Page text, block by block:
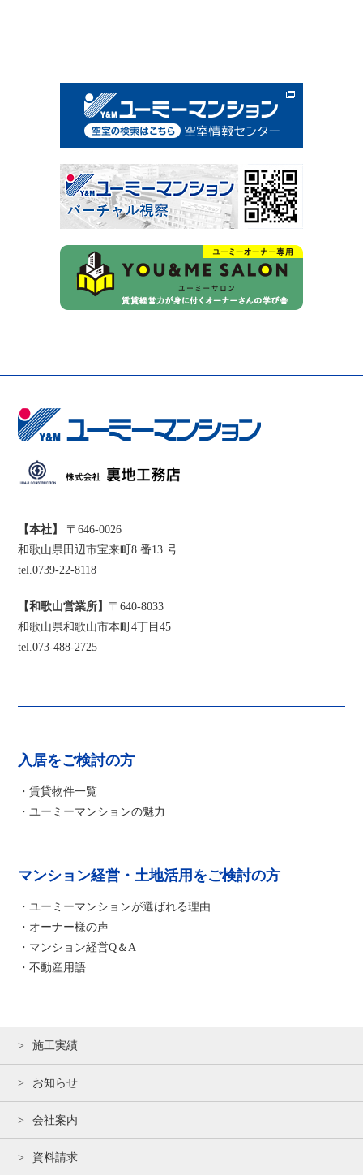
【本社】
〒646-0026
和歌山県田辺市宝来町8 番13 号
tel.0739-22-8118
【和歌山営業所】 〒640-8033
和歌山県和歌山市本町4丁目45
tel.073-488-2725
入居をご検討の方
・賃貸物件一覧
・ユーミーマンションの魅力
マンション経営・土地活用をご検討の方
・ユーミーマンションが選ばれる理由
・オーナー様の声
・マンション経営Q＆A
・不動産用語
施工実績
お知らせ
会社案内
資料請求